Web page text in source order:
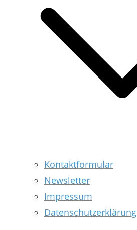
Kontaktformular
Newsletter
Impressum
Datenschutzerklärung